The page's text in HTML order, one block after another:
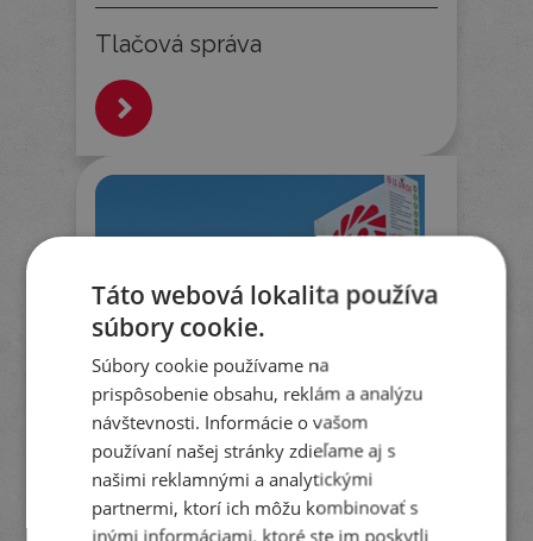
Tlačová správa
Táto webová lokalita používa
súbory cookie.
Súbory cookie používame na
prispôsobenie obsahu, reklám a analýzu
návštevnosti. Informácie o vašom
používaní našej stránky zdieľame aj s
našimi reklamnými a analytickými
partnermi, ktorí ich môžu kombinovať s
inými informáciami, ktoré ste im poskytli